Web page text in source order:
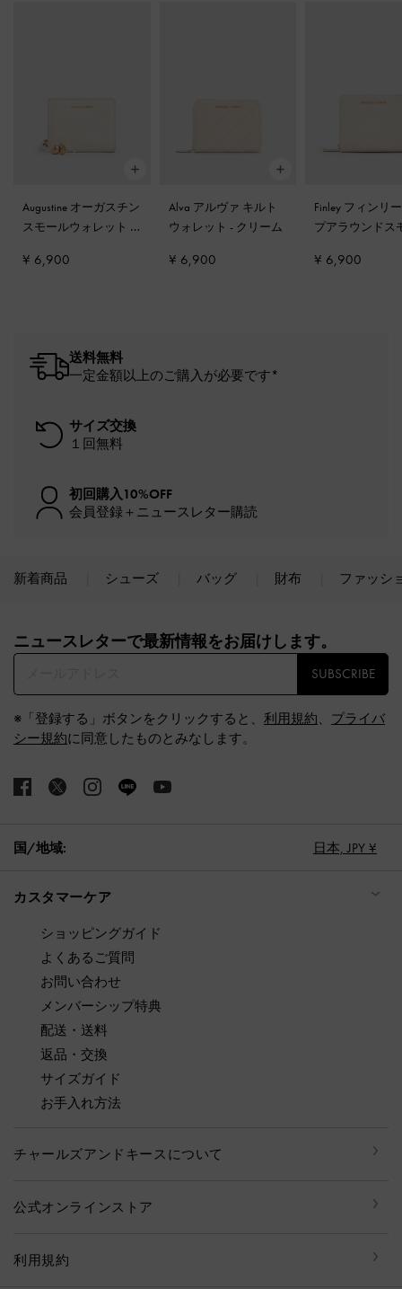
Augustine オーガスチン
スモールウォレット -
¥ 6,900
Alva アルヴァ キルト
ウォレット - クリーム
¥ 6,900
Finley フィンリ
プアラウンドス
¥ 6,900
送料無料
一定金額以上のご購入が必要です*
サイズ交換
１回無料
初回購入10%OFF
会員登録＋ニュースレター購読
新着商品 シューズ バッグ 財布 ファッシ
ニュースレターで最新情報をお届けします。​
SUBSCRIBE
※「登録する」ボタンをクリックすると、 利用規約、 プライバ
シー規約に同意したものとみなします。
国/地域: 日本, JPY ¥
カスタマーケア
ショッピングガイド
よくあるご質問
お問い合わせ
メンバーシップ特典
配送・送料
返品・交換
サイズガイド
お手入れ方法
チャールズアンドキースについて
公式オンラインストア
利用規約